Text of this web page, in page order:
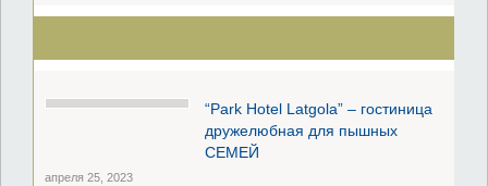
“Park Hotel Latgola” – гостиница
дружелюбная для пышных
СЕМЕЙ
апреля 25, 2023